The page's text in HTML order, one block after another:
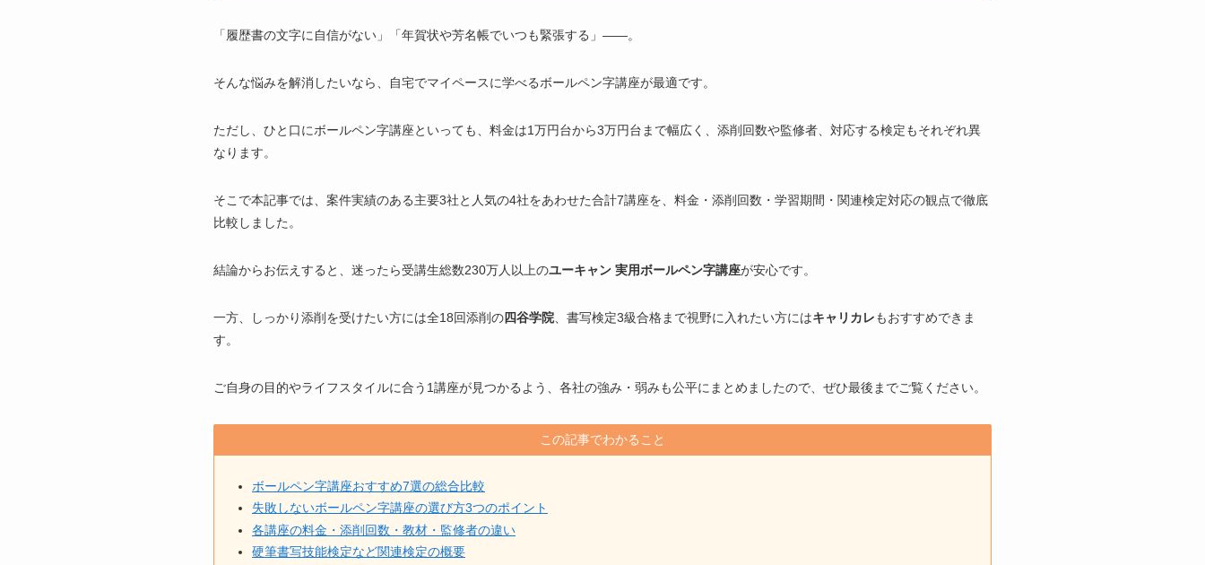
「履歴書の文字に自信がない」「年賀状や芳名帳でいつも緊張する」――。
そんな悩みを解消したいなら、自宅でマイペースに学べるボールペン字講座が最適です。
ただし、ひと口にボールペン字講座といっても、料金は1万円台から3万円台まで幅広く、添削回数や監修者、対応する検定もそれぞれ異
なります。
そこで本記事では、案件実績のある主要3社と人気の4社をあわせた合計7講座を、料金・添削回数・学習期間・関連検定対応の観点で徹底
比較しました。
結論からお伝えすると、迷ったら受講生総数230万人以上のユーキャン 実用ボールペン字講座が安心です。
一方、しっかり添削を受けたい方には全18回添削の四谷学院、書写検定3級合格まで視野に入れたい方にはキャリカレもおすすめできま
す。
ご自身の目的やライフスタイルに合う1講座が見つかるよう、各社の強み・弱みも公平にまとめましたので、ぜひ最後までご覧ください。
この記事でわかること
ボールペン字講座おすすめ7選の総合比較
失敗しないボールペン字講座の選び方3つのポイント
各講座の料金・添削回数・教材・監修者の違い
硬筆書写技能検定など関連検定の概要